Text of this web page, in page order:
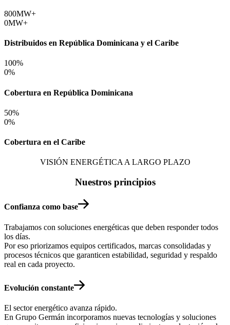
800MW+
0MW+
Distribuidos en República Dominicana y el Caribe
100%
0%
Cobertura en República Dominicana
50%
0%
Cobertura en el Caribe
VISIÓN ENERGÉTICA A LARGO PLAZO
Nuestros principios
Confianza como base
Trabajamos con soluciones energéticas que deben responder todos
los días.
Por eso priorizamos equipos certificados, marcas consolidadas y
procesos técnicos que garanticen estabilidad, seguridad y respaldo
real en cada proyecto.
Evolución constante
El sector energético avanza rápido.
En Grupo Germán incorporamos nuevas tecnologías y soluciones